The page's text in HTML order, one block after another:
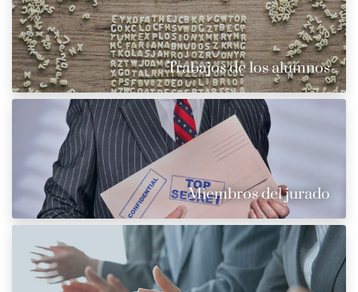
Trabajos de los alumnos
Miembros del jurado